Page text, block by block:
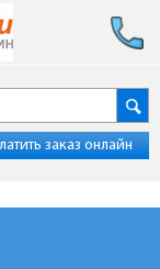
заказ онлайн